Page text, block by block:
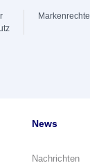
Markenrechte
News
Nachrichten